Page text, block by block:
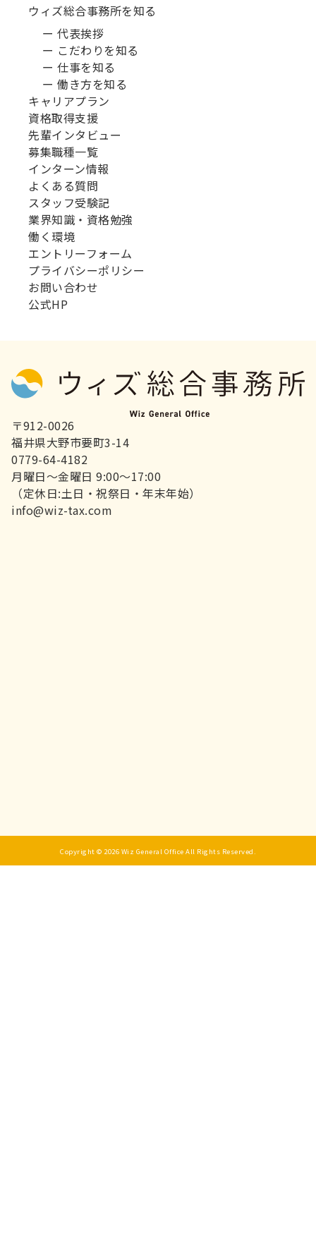
ウィズ総合事務所を知る
ー 代表挨拶
ー こだわりを知る
ー 仕事を知る
ー 働き方を知る
キャリアプラン
資格取得支援
先輩インタビュー
募集職種一覧
インターン情報
よくある質問
スタッフ受験記
業界知識・資格勉強
働く環境
エントリーフォーム
プライバシーポリシー
お問い合わせ
公式HP
〒912-0026
福井県大野市要町3-14
0779-64-4182
月曜日～金曜日 9:00～17:00
（定休日:土日・祝祭日・年末年始）
info@wiz-tax.com
Copyright © 2026 Wiz General Office All Rights Reserved.